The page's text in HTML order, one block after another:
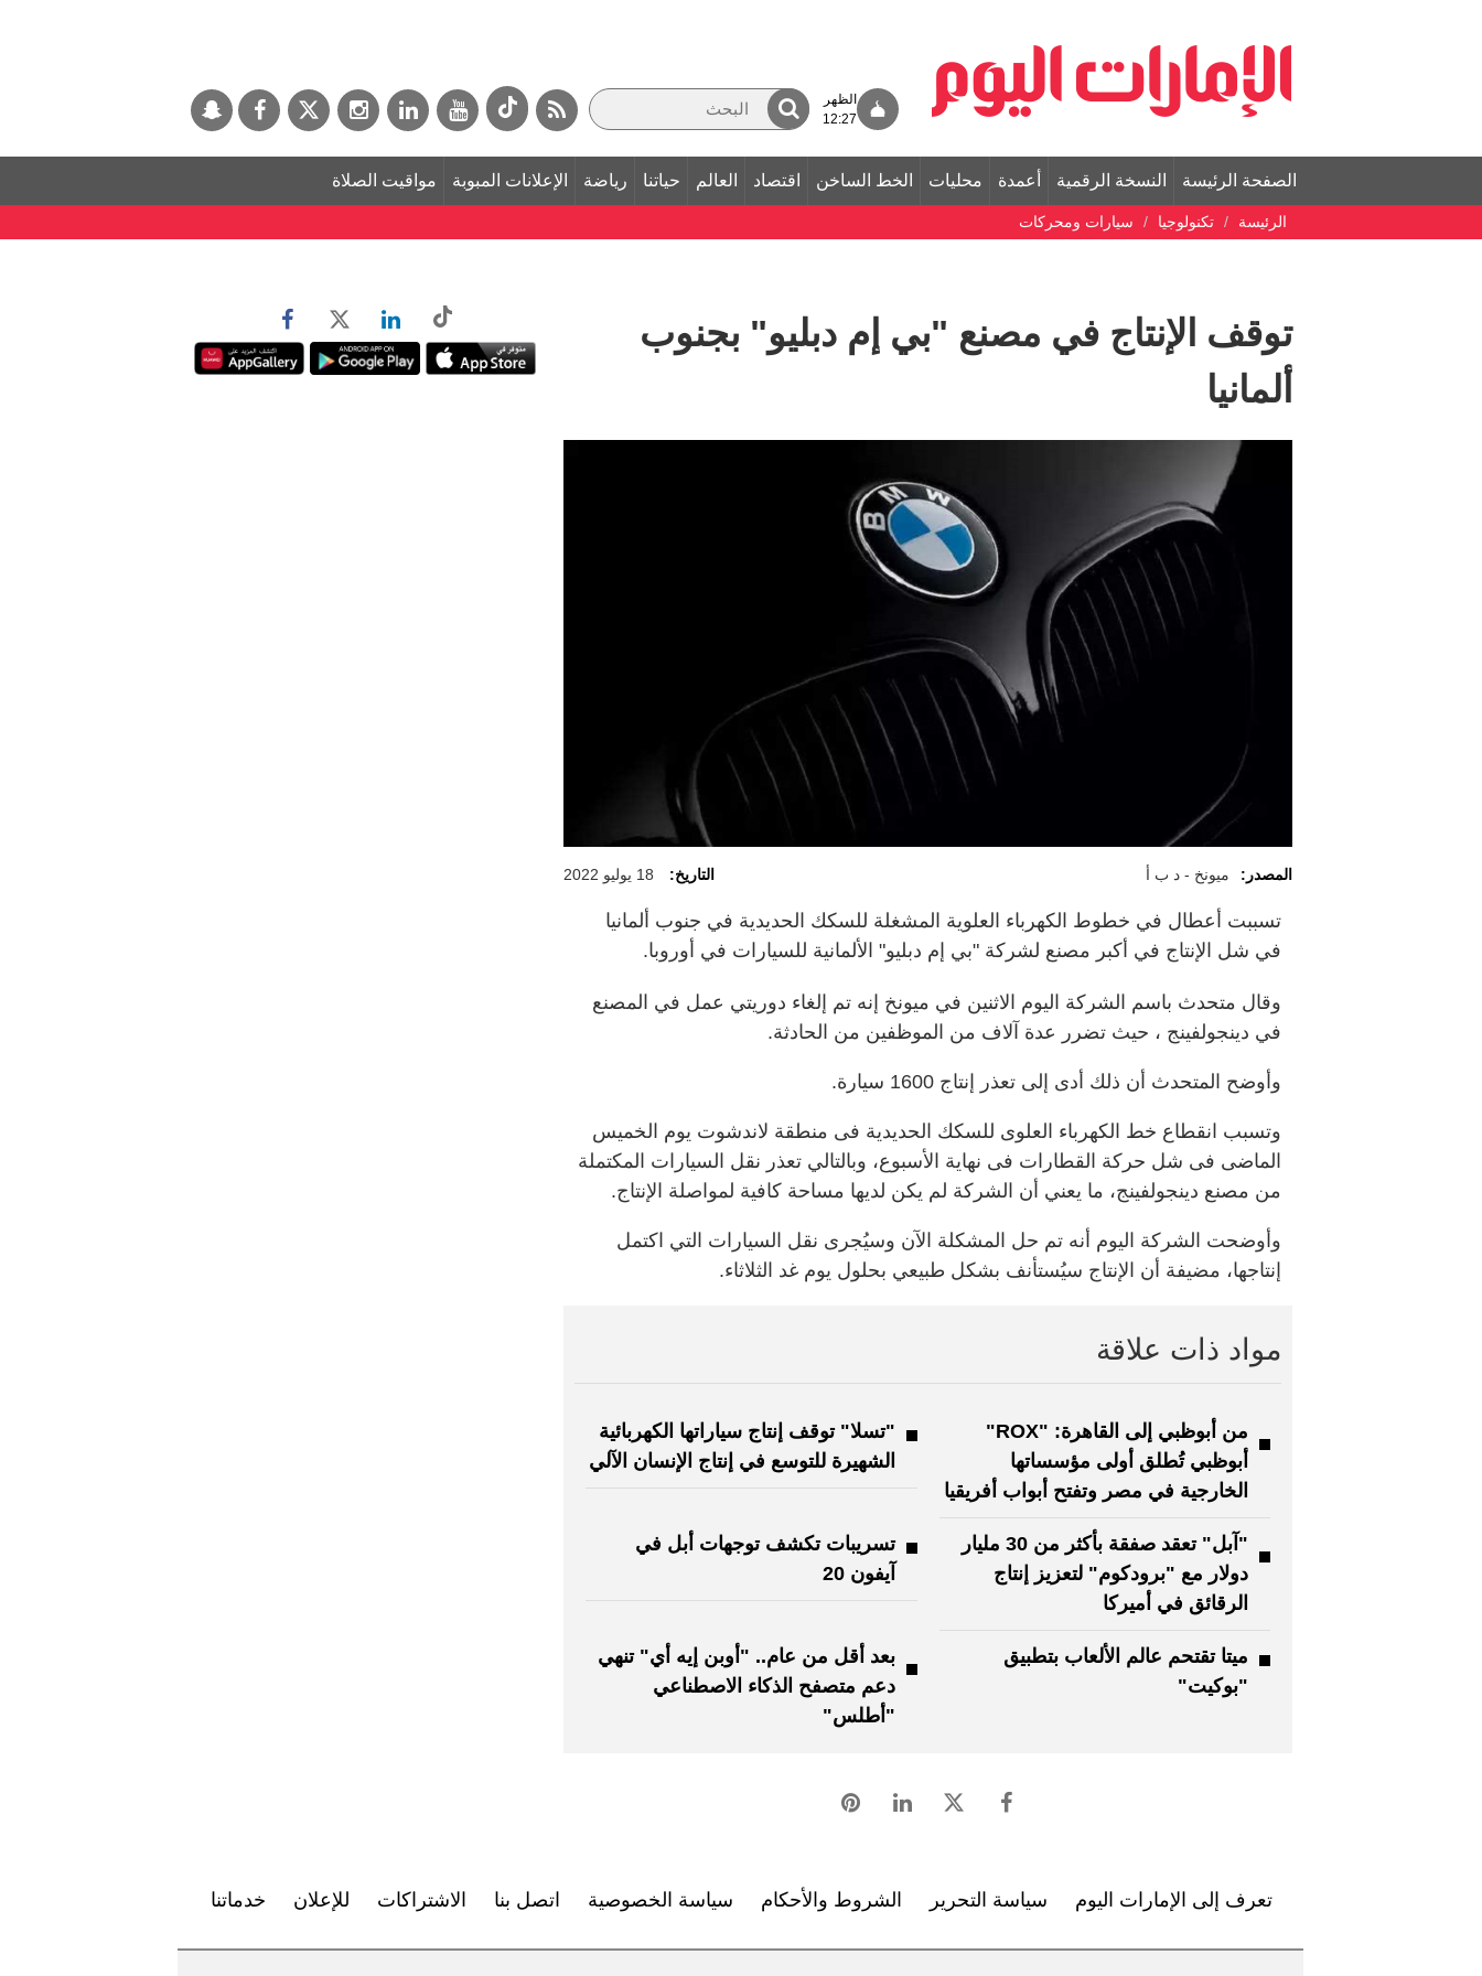
الظهر
12:27
الصفحة الرئيسة النسخة الرقمية أعمدة محليات الخط الساخن اقتصاد العالم حياتنا رياضة الإعلانات المبوبة مواقيت الصلاة
الرئيسة تكنولوجيا سيارات ومحركات
توقف الإنتاج في مصنع "بي إم دبليو" بجنوب
ألمانيا
المصدر: ميونخ - د ب أ التاريخ: 18 يوليو 2022
تسببت أعطال في خطوط الكهرباء العلوية المشغلة للسكك الحديدية في جنوب ألمانيا
في شل الإنتاج في أكبر مصنع لشركة "بي إم دبليو" الألمانية للسيارات في أوروبا.
وقال متحدث باسم الشركة اليوم الاثنين في ميونخ إنه تم إلغاء دوريتي عمل في المصنع
في دينجولفينج ، حيث تضرر عدة آلاف من الموظفين من الحادثة.
وأوضح المتحدث أن ذلك أدى إلى تعذر إنتاج 1600 سيارة.
وتسبب انقطاع خط الكهرباء العلوى للسكك الحديدية فى منطقة لاندشوت يوم الخميس
الماضى فى شل حركة القطارات فى نهاية الأسبوع، وبالتالي تعذر نقل السيارات المكتملة
من مصنع دينجولفينج، ما يعني أن الشركة لم يكن لديها مساحة كافية لمواصلة الإنتاج.
وأوضحت الشركة اليوم أنه تم حل المشكلة الآن وسيُجرى نقل السيارات التي اكتمل
إنتاجها، مضيفة أن الإنتاج سيُستأنف بشكل طبيعي بحلول يوم غد الثلاثاء.
مواد ذات علاقة
من أبوظبي إلى القاهرة: "ROX"
أبوظبي تُطلق أولى مؤسساتها
الخارجية في مصر وتفتح أبواب أفريقيا
"تسلا" توقف إنتاج سياراتها الكهربائية
الشهيرة للتوسع في إنتاج الإنسان الآلي
"آبل" تعقد صفقة بأكثر من 30 مليار
دولار مع "برودكوم" لتعزيز إنتاج
الرقائق في أميركا
تسريبات تكشف توجهات أبل في
آيفون 20
ميتا تقتحم عالم الألعاب بتطبيق
"بوكيت"
بعد أقل من عام.. "أوبن إيه أي" تنهي
دعم متصفح الذكاء الاصطناعي
"أطلس"
تعرف إلى الإمارات اليوم سياسة التحرير الشروط والأحكام سياسة الخصوصية اتصل بنا الاشتراكات للإعلان خدماتنا